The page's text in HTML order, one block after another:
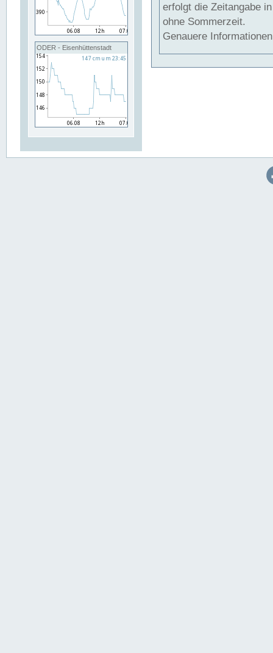
ODER - Eisenhüttenstadt
erfolgt die Zeitangabe
ohne Sommerzeit.
Genauere